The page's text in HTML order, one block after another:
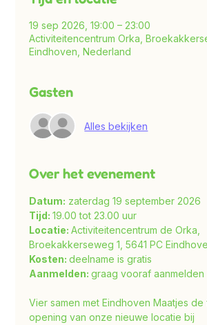
19 sep 2026, 19:00 – 23:00
Activiteitencentrum Orka,
Eindhoven, Nederland
Gasten
Alles bekijken
Over het evenement
Datum: zaterdag 19 september 2026
Tijd: 19.00 tot 23.00 uur
Locatie: Activiteitencentrum de Orka,
Broekakkerseweg 1, 5641 PC
Kosten: deelname is gratis
Aanmelden: graag vooraf aanmelden
Vier samen met Eindhoven Maatjes
opening van onze nieuwe locatie bij